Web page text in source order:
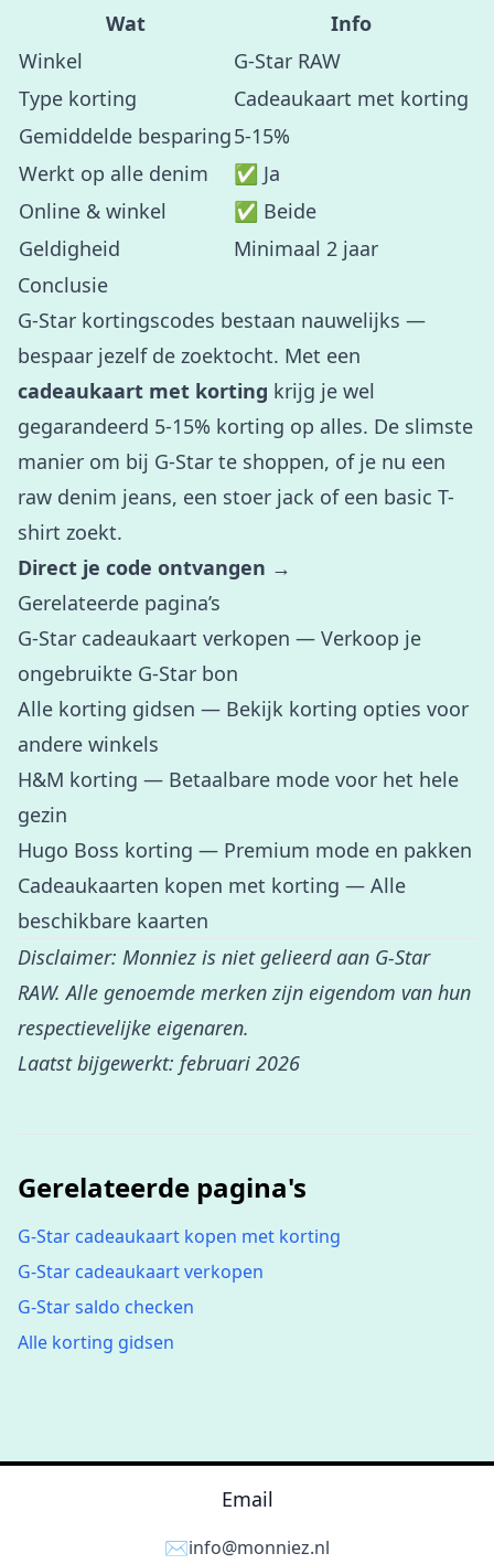
Wat
Info
Winkel
G-Star RAW
Type korting
Cadeaukaart met korting
Gemiddelde besparing5-15%
Werkt op alle denim
✅ Ja
Online & winkel
✅ Beide
Geldigheid
Minimaal 2 jaar
Conclusie
G-Star kortingscodes bestaan nauwelijks —
bespaar jezelf de zoektocht. Met een
cadeaukaart met korting krijg je wel
gegarandeerd 5-15% korting op alles. De slimste
manier om bij G-Star te shoppen, of je nu een
raw denim jeans, een stoer jack of een basic T-
shirt zoekt.
Direct je code ontvangen →
Gerelateerde pagina’s
G-Star cadeaukaart verkopen — Verkoop je
ongebruikte G-Star bon
Alle korting gidsen — Bekijk korting opties voor
andere winkels
H&M korting — Betaalbare mode voor het hele
gezin
Hugo Boss korting — Premium mode en pakken
Cadeaukaarten kopen met korting — Alle
beschikbare kaarten
Disclaimer: Monniez is niet gelieerd aan G-Star
RAW. Alle genoemde merken zijn eigendom van hun
respectievelijke eigenaren.
Laatst bijgewerkt: februari 2026
Gerelateerde pagina's
G-Star cadeaukaart kopen met korting
G-Star cadeaukaart verkopen
G-Star saldo checken
Alle korting gidsen
Email
✉️info@monniez.nl